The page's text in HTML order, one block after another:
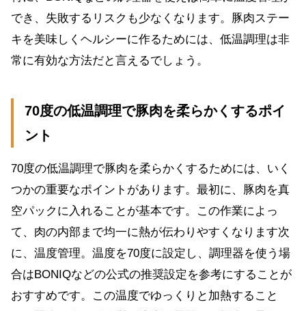
でき、失敗するリスクも少なくなります。豚肉ステー
キを美味しくヘルシーに作るためには、低温調理は非
常に有効な方法だと言えるでしょう。
70度の低温調理で豚肉を柔らかくするポイ
ント
70度の低温調理で豚肉を柔らかくするためには、いく
つかの重要なポイントがあります。最初に、豚肉を真
空パックに入れることが基本です。この作業によっ
て、肉の内部まで均一に熱が伝わりやすくなります次
に、温度管理。温度を70度に設定し、調理器を使う場
合はBONIQなどの公式の推奨設定を参考にすることが
おすすめです。この温度でゆっくりと加熱すること